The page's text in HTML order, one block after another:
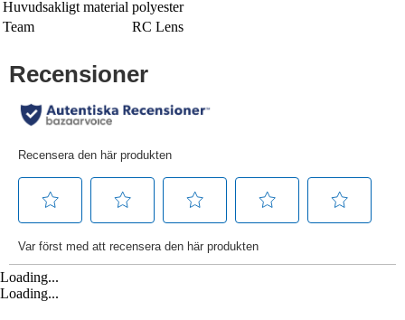
Huvudsakligt material polyester
Team
RC Lens
Loading...
Loading...